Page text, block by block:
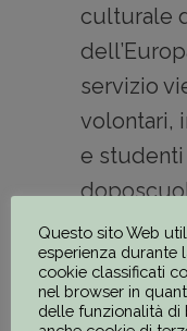
culturale
servizio
volontari,
e studenti
richiesta
famiglie
soci della
Questo sito Web
esperienza durante
cookie classificati
nel browser in
delle funzionalità di